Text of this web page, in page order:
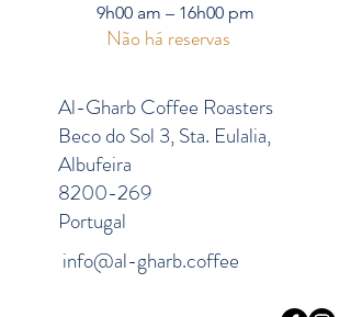
9h00 am – 16h00 pm
Não há reservas
Al-Gharb Coffee Roasters
Beco do Sol 3, Sta. Eulalia,
Albufeira
8200-269
Portugal
info@al-gharb.coffee